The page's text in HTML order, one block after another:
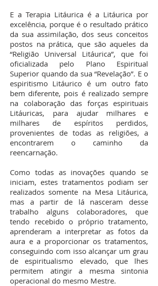
E a Terapia Litáurica é a Litáurica por
excelência, porque é o resultado prático
da sua assimilação, dos seus conceitos
postos na prática, que são aqueles da
“Religião Universal Litáurica”, que foi
oficializada pelo Plano Espiritual
Superior quando da sua “Revelação”. E o
espiritismo Litáurico é um outro fato
bem diferente, pois é realizado sempre
na colaboração das forças espirituais
Litáuricas, para ajudar milhares e
milhares de espíritos perdidos,
provenientes de todas as religiões, a
encontrarem o caminho da
reencarnação.
Como todas as inovações quando se
iniciam, estes tratamentos podiam ser
realizados somente na Mesa Litáurica,
mas a partir de lá nasceram desse
trabalho alguns colaboradores, que
tendo recebido o próprio tratamento,
aprenderam a interpretar as fotos da
aura e a proporcionar os tratamentos,
conseguindo com isso alcançar um grau
de espiritualismo elevado, que lhes
permitem atingir a mesma sintonia
operacional do mesmo Mestre.